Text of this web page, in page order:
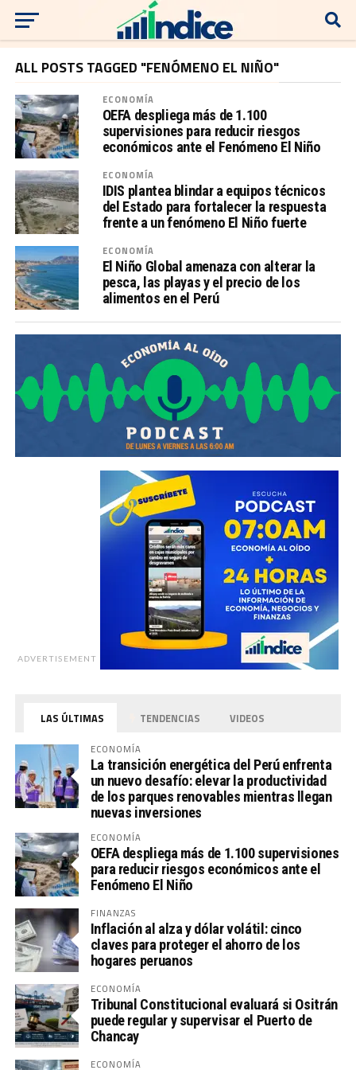
ALL POSTS TAGGED "FENÓMENO EL NIÑO"
ECONOMÍA
OEFA despliega más de 1.100
supervisiones para reducir riesgos
económicos ante el Fenómeno El Niño
ECONOMÍA
IDIS plantea blindar a equipos técnicos
del Estado para fortalecer la respuesta
frente a un fenómeno El Niño fuerte
ECONOMÍA
El Niño Global amenaza con alterar la
pesca, las playas y el precio de los
alimentos en el Perú
ADVERTISEMENT
LAS ÚLTIMAS TENDENCIAS VIDEOS
ECONOMÍA
La transición energética del Perú enfrenta
un nuevo desafío: elevar la productividad
de los parques renovables mientras llegan
nuevas inversiones
ECONOMÍA
OEFA despliega más de 1.100 supervisiones
para reducir riesgos económicos ante el
Fenómeno El Niño
FINANZAS
Inflación al alza y dólar volátil: cinco
claves para proteger el ahorro de los
hogares peruanos
ECONOMÍA
Tribunal Constitucional evaluará si Ositrán
puede regular y supervisar el Puerto de
Chancay
ECONOMÍA